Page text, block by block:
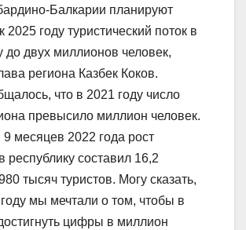
Балкарии планируют
2025 году туристический поток в
до двух миллионов человек,
региона Казбек Коков.
что в 2021 году число
превысило миллион человек.
9 месяцев 2022 года рост
республику составил 16,2
тысяч туристов. Могу сказать,
мы мечтали о том, чтобы в
цифры в миллион